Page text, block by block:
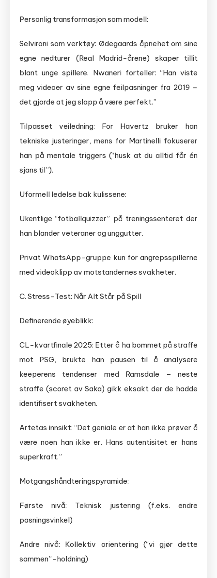
Personlig transformasjon som modell:
Selvironi som verktøy: Ødegaards åpnehet om sine
egne nedturer (Real Madrid-årene) skaper tillit
blant unge spillere. Nwaneri forteller: “Han viste
meg videoer av sine egne feilpasninger fra 2019 –
det gjorde at jeg slapp å være perfekt.”
Tilpasset veiledning: For Havertz bruker han
tekniske justeringer, mens for Martinelli fokuserer
han på mentale triggers (“husk at du alltid får én
sjans til”).
Uformell ledelse bak kulissene:
Ukentlige “fotballquizzer” på treningssenteret der
han blander veteraner og unggutter.
Privat WhatsApp-gruppe kun for angrepsspillerne
med videoklipp av motstandernes svakheter.
C. Stress-Test: Når Alt Står på Spill
Definerende øyeblikk:
CL-kvartfinale 2025: Etter å ha bommet på straffe
mot PSG, brukte han pausen til å analysere
keeperens tendenser med Ramsdale – neste
straffe (scoret av Saka) gikk eksakt der de hadde
identifisert svakheten.
Artetas innsikt: “Det geniale er at han ikke prøver å
være noen han ikke er. Hans autentisitet er hans
superkraft.”
Motgangshåndteringspyramide:
Første nivå: Teknisk justering (f.eks. endre
pasningsvinkel)
Andre nivå: Kollektiv orientering (“vi gjør dette
sammen”-holdning)